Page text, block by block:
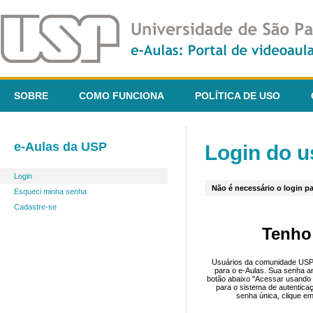
SOBRE COMO FUNCIONA POLÍTICA DE USO
e-Aulas da USP
Login
Esqueci minha senha
Cadastre-se
Login do
Não é necessário o login
Usuários da comunidade
para o e-Aulas. Sua senha
botão abaixo "Acessar
para o sistema de
senha única, clique